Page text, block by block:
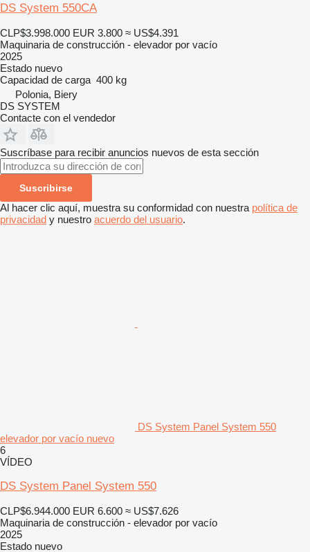
DS System 550CA
CLP$3.998.000 EUR 3.800 ≈ US$4.391
Maquinaria de construcción - elevador por vacío
2025
Estado nuevo
Capacidad de carga 400 kg
Polonia, Biery
DS SYSTEM
Contacte con el vendedor
Suscríbase para recibir anuncios nuevos de esta sección
Suscribirse
Al hacer clic aquí, muestra su conformidad con nuestra política de
privacidad y nuestro acuerdo del usuario.
DS System Panel System 550
elevador por vacío nuevo
6
VÍDEO
DS System Panel System 550
CLP$6.944.000 EUR 6.600 ≈ US$7.626
Maquinaria de construcción - elevador por vacío
2025
Estado nuevo